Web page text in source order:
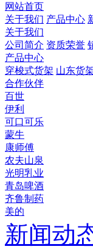
网站首页
关于我们 产品中心
关于我们
公司简介 资质荣誉
产品中心
穿梭式货架 山东货
合作伙伴
百世
伊利
可口可乐
蒙牛
康师傅
农夫山泉
光明乳业
青岛啤酒
齐鲁制药
美的
新闻动